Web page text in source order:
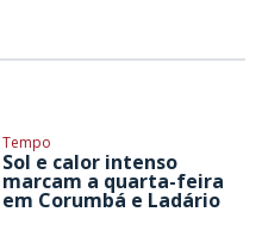
Tempo
Sol e calor intenso
marcam a quarta-feira
em Corumbá e Ladário